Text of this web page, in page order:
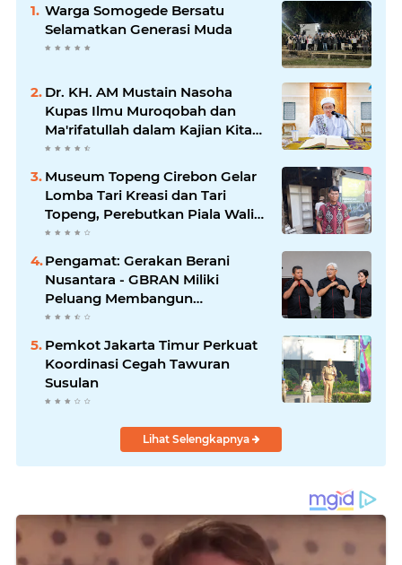
Warga Somogede Bersatu
Selamatkan Generasi Muda
Dr. KH. AM Mustain Nasoha
Kupas Ilmu Muroqobah dan
Ma'rifatullah dalam Kajian Kitab
Ihya' Ulumuddin
Museum Topeng Cirebon Gelar
Lomba Tari Kreasi dan Tari
Topeng, Perebutkan Piala Wali
Kota
Pengamat: Gerakan Berani
Nusantara - GBRAN Miliki
Peluang Membangun
Identitasnya Sendiri
Pemkot Jakarta Timur Perkuat
Koordinasi Cegah Tawuran
Susulan
Lihat Selengkapnya